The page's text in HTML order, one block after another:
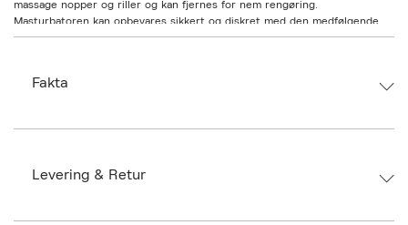
massage nopper og riller og kan fjernes for nem rengøring.
Masturbatoren kan opbevares sikkert og diskret med den medfølgende
beskyttelseshætte. Genopladeligt - inklusive USB-opladerkabel.
ydre Ø 4,4 cm-8,6 cm. ABS, TPE.
Fakta
Size: 27,50 cm x 9,00 cm x 9,00 cm
Ax numbers: 06924464
ID: BNDM52-0008
Levering & Retur